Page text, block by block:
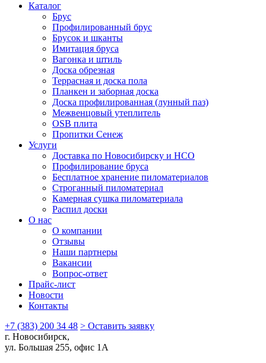
Каталог
Брус
Профилированный брус
Брусок и шканты
Имитация бруса
Вагонка и штиль
Доска обрезная
Террасная и доска пола
Планкен и заборная доска
Доска профилированная (лунный паз)
Межвенцовый утеплитель
OSB плита
Пропитки Сенеж
Услуги
Доставка по Новосибирску и НСО
Профилирование бруса
Бесплатное хранение пиломатериалов
Строганный пиломатериал
Камерная сушка пиломатериала
Распил доски
О нас
О компании
Отзывы
Наши партнеры
Вакансии
Вопрос-ответ
Прайс-лист
Новости
Контакты
+7 (383) 200 34 48 > Оставить заявку
г. Новосибирск,
ул. Большая 255, офис 1А